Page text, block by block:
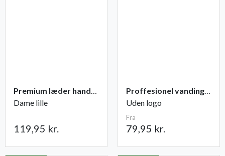
Premium læder handske Flutter
Dame lille
119,95 kr.
Proffesionel vandingspose 100 liter
Uden logo
Fra
79,95 kr.